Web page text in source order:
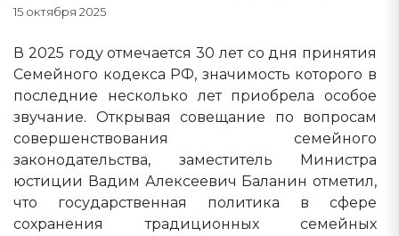
15 октября 2025
В 2025 году отмечается 30 лет со дня принятия
Семейного кодекса РФ, значимость которого в
последние несколько лет приобрела особое
звучание. Открывая совещание по вопросам
совершенствования семейного
законодательства, заместитель Министра
юстиции Вадим Алексеевич Баланин отметил,
что государственная политика в сфере
сохранения традиционных семейных